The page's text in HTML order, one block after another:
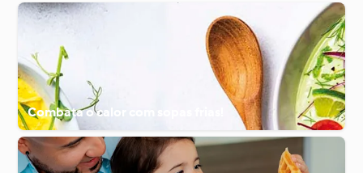
Combata o calor com sopas frias!